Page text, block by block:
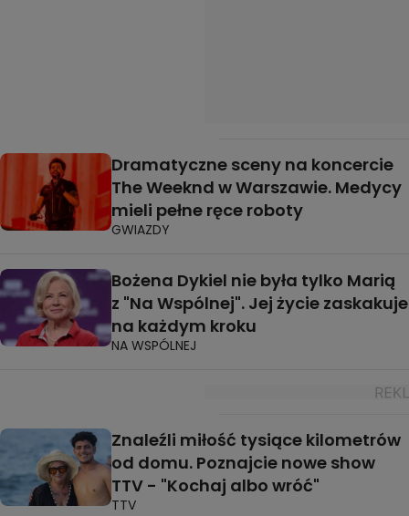
Dramatyczne sceny na koncercie
The Weeknd w Warszawie. Medycy
mieli pełne ręce roboty
GWIAZDY
Bożena Dykiel nie była tylko Marią
z "Na Wspólnej". Jej życie zaskakuje
na każdym kroku
NA WSPÓLNEJ
Znaleźli miłość tysiące kilometrów
od domu. Poznajcie nowe show
TTV - "Kochaj albo wróć"
TTV